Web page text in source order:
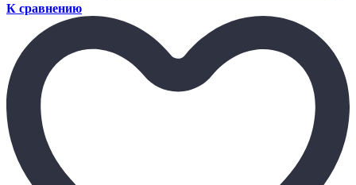
К сравнению